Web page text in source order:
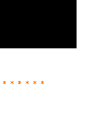
＊＊＊＊＊